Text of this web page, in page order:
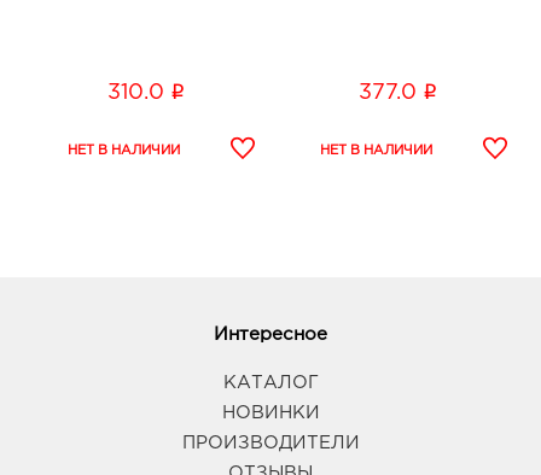
310.0 i 377.0 i
Интересное
КАТАЛОГ
НОВИНКИ
ПРОИЗВОДИТЕЛИ